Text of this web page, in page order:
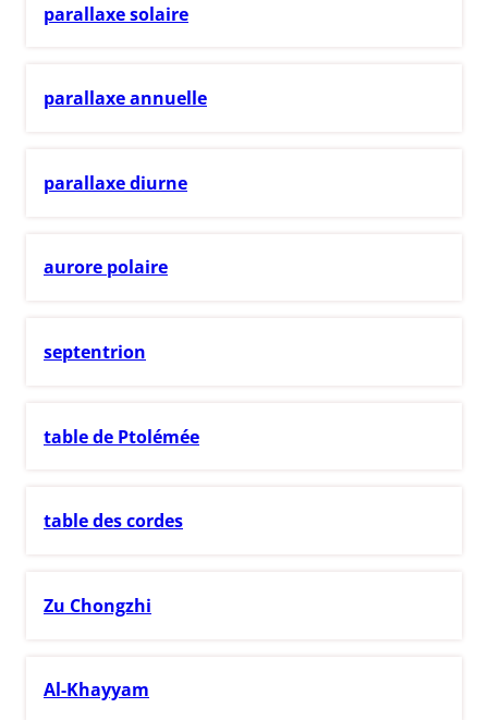
parallaxe solaire
parallaxe annuelle
parallaxe diurne
aurore polaire
septentrion
table de Ptolémée
table des cordes
Zu Chongzhi
Al-Khayyam